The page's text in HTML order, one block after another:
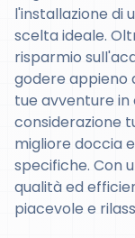
l'installazione di
scelta ideale.
risparmio
godere appieno
tue avventure
considerazione
migliore doccia
specifiche. Con
qualità ed
piacevole e